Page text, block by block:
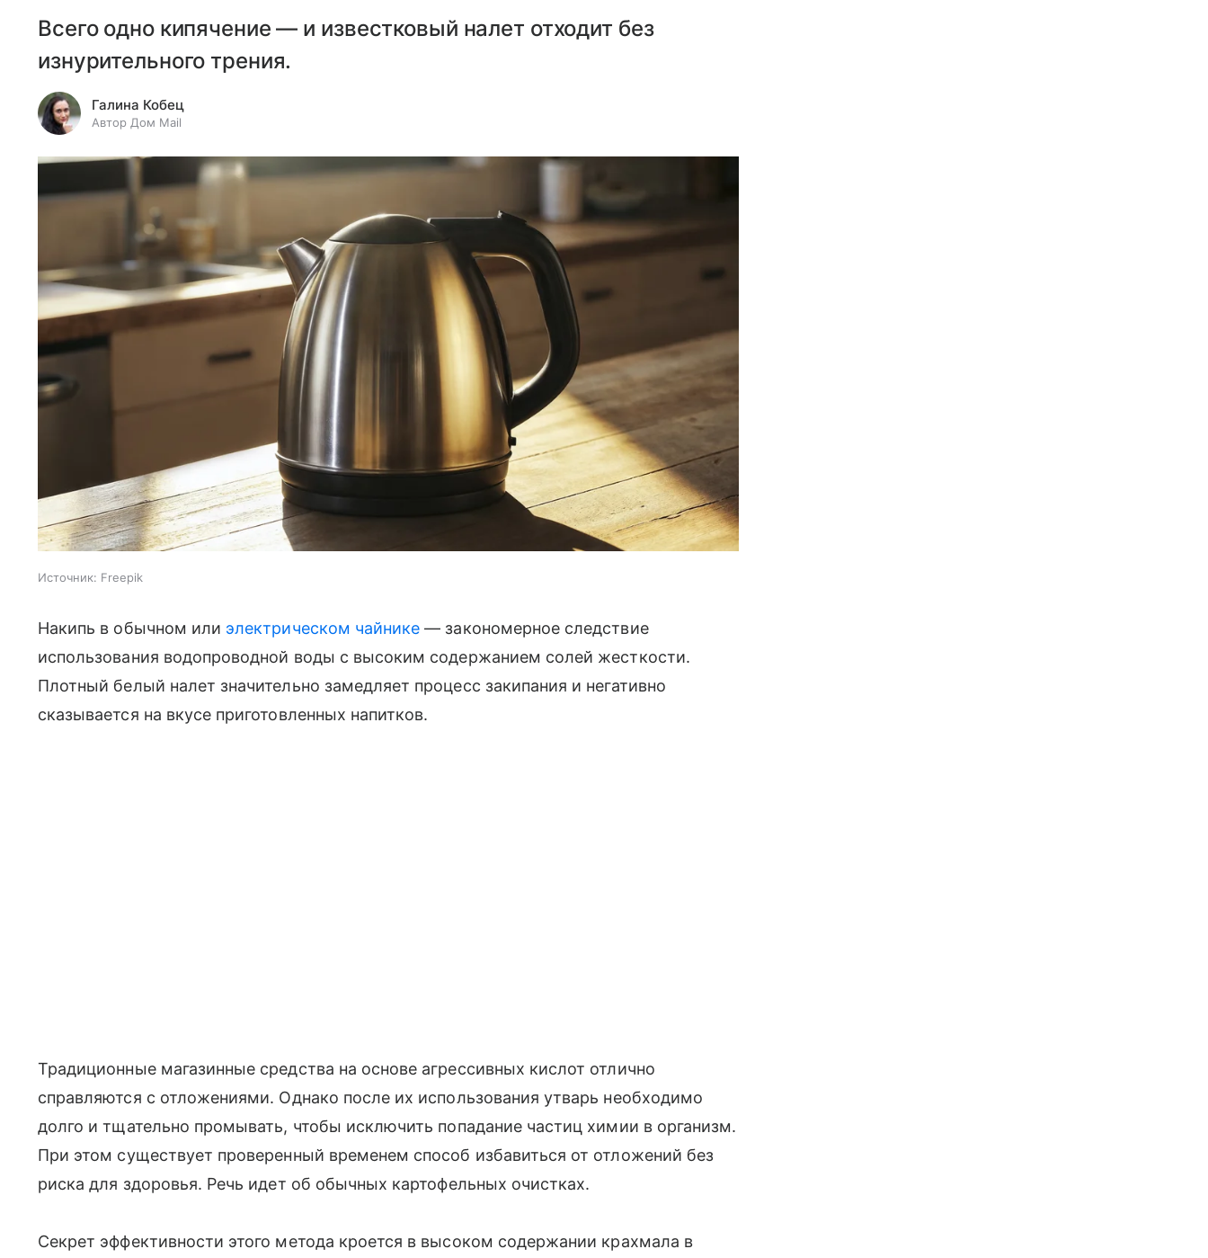
Всего одно кипячение — и известковый налет отходит без
изнурительного трения.
Галина Кобец
Автор Дом Mail
Источник: Freepik
Накипь в обычном или электрическом чайнике — закономерное следствие
использования водопроводной воды с высоким содержанием солей жесткости.
Плотный белый налет значительно замедляет процесс закипания и негативно
сказывается на вкусе приготовленных напитков.
Традиционные магазинные средства на основе агрессивных кислот отлично
справляются с отложениями. Однако после их использования утварь необходимо
долго и тщательно промывать, чтобы исключить попадание частиц химии в организм.
При этом существует проверенный временем способ избавиться от отложений без
риска для здоровья. Речь идет об обычных картофельных очистках.
Секрет эффективности этого метода кроется в высоком содержании крахмала в